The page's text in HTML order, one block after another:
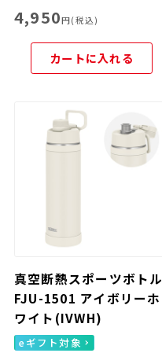
4,950円(税込)
カートに入れる
真空断熱スポーツボトル
FJU-1501 アイボリーホ
ワイト(IVWH)
eギフト対象